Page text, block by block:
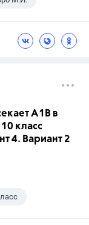
А1В в
класс
4. Вариант 2